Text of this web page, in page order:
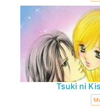
Tsuki ni